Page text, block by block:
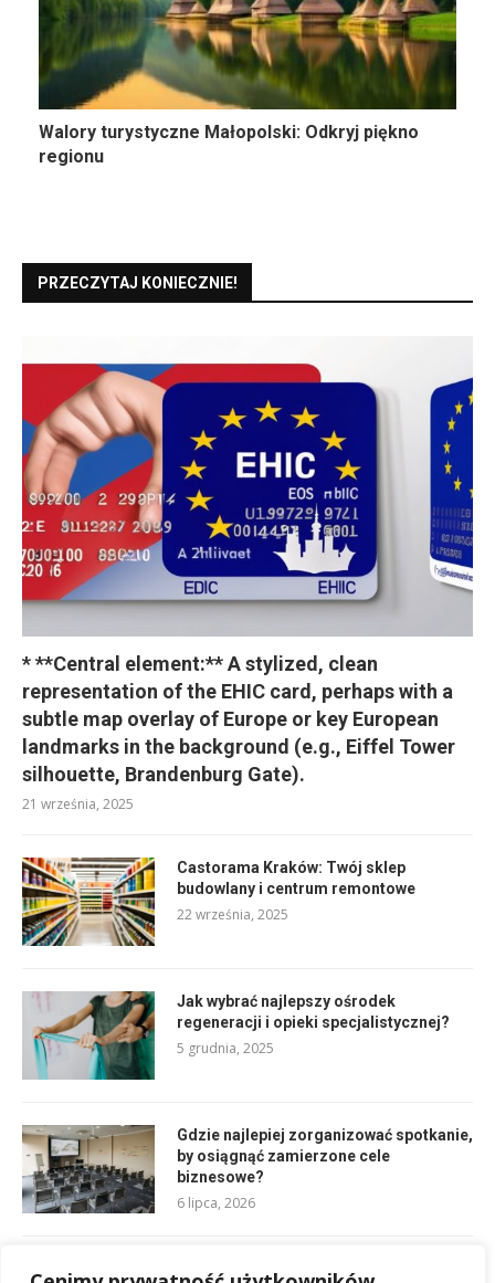
Walory turystyczne Małopolski: Odkryj piękno
regionu
PRZECZYTAJ KONIECZNIE!
* **Central element:** A stylized, clean
representation of the EHIC card, perhaps with a
subtle map overlay of Europe or key European
landmarks in the background (e.g., Eiffel Tower
silhouette, Brandenburg Gate).
21 września, 2025
Castorama Kraków: Twój sklep
budowlany i centrum remontowe
22 września, 2025
Jak wybrać najlepszy ośrodek
regeneracji i opieki specjalistycznej?
5 grudnia, 2025
Gdzie najlepiej zorganizować spotkanie,
by osiągnąć zamierzone cele
biznesowe?
6 lipca, 2026
Kopiec Piłsudskiego: Odkryj historię w